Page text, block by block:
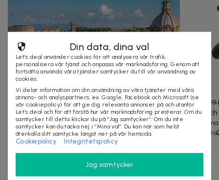
19 000 kr
7 nätter för 2 personer i Italien med hotell,
frukost och hyrbil
Bilsemester i Rom och Viterbo
Inkl. frukost
499 kr
Nack-
Portabel
20+ köpta
Din data, dina val
Let’s deal använder cookies för att analysera vår trafik,
personalisera vår tjänst och anpassa vår marknadsföring. Genom att
fortsätta använda våra tjänster samtycker du till vår användning av
cookies.
Vi delar information om din användning av våra tjänster med våra
annons- och analyspartners, ex. Google, Facebook och Microsoft (se
vår cookiepolicy) för att ge dig relevanta annonser på och utanför
Let’s deal och för att förstå hur vår marknadsföring presterar. Om du
samtycker till detta klickar du på “Jag samtycker”. Om du inte
samtycker kan du tacka nej i “Mina val”. Du kan när som helst
återkalla ditt samtycke längst ner på vår hemsida.
Cookiepolicy Integritetspolicy
Jag samtycker